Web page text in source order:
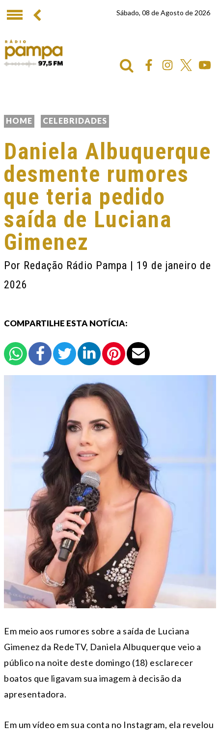
Sábado, 08 de Agosto de 2026
HOME CELEBRIDADES
Daniela Albuquerque
desmente rumores
que teria pedido
saída de Luciana
Gimenez
Por Redação Rádio Pampa | 19 de janeiro de
2026
COMPARTILHE ESTA NOTÍCIA:
Em meio aos rumores sobre a saída de Luciana
Gimenez da RedeTV, Daniela Albuquerque veio a
público na noite deste domingo (18) esclarecer
boatos que ligavam sua imagem à decisão da
apresentadora.
Em um vídeo em sua conta no Instagram, ela revelou